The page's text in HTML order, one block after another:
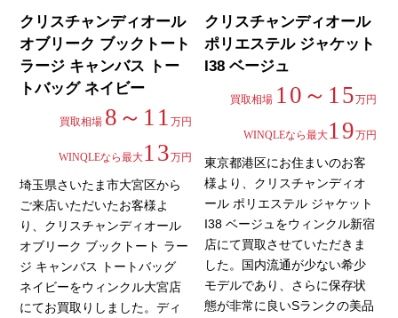
クリスチャンディオール
オブリーク ブックトート
ラージ キャンバス トー
トバッグ ネイビー
買取相場 8～11 万円
WINQLEなら最大13万円
埼玉県さいたま市大宮区から
ご来店いただいたお客様よ
り、クリスチャンディオール
オブリーク ブックトート ラー
ジ キャンバス トートバッグ
ネイビーをウィンクル大宮店
にてお買取りしました。ディ
クリスチャンディオール
ポリエステル ジャケット
I38 ベージュ
買取相場 10～15万円
WINQLEなら最大19万円
東京都港区にお住まいのお客
様より、クリスチャンディオ
ール ポリエステル ジャケット
I38 ベージュをウィンクル新宿
店にて買取させていただきま
した。国内流通が少ない希少
モデルであり、さらに保存状
態が非常に良いSランクの美品